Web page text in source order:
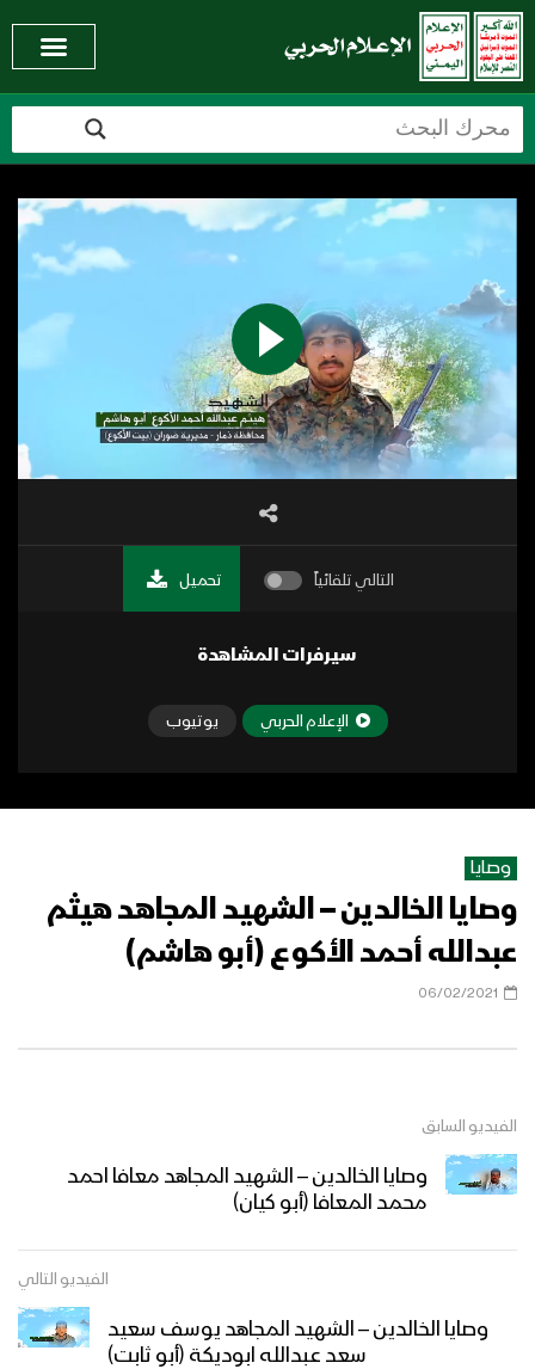
التالي تلقائياً تحميل
سيرفرات المشاهدة
الإعلام الحربي يوتيوب
وصايا
وصايا الخالدين – الشهيد المجاهد هيثم
عبدالله أحمد الأكوع (أبو هاشم)
06/02/2021
الفيديو السابق
وصايا الخالدين – الشهيد المجاهد معافا احمد
محمد المعافا (أبو كيان)
الفيديو التالي
وصايا الخالدين – الشهيد المجاهد يوسف سعيد
سعد عبدالله ابوديكة (أبو ثابت)